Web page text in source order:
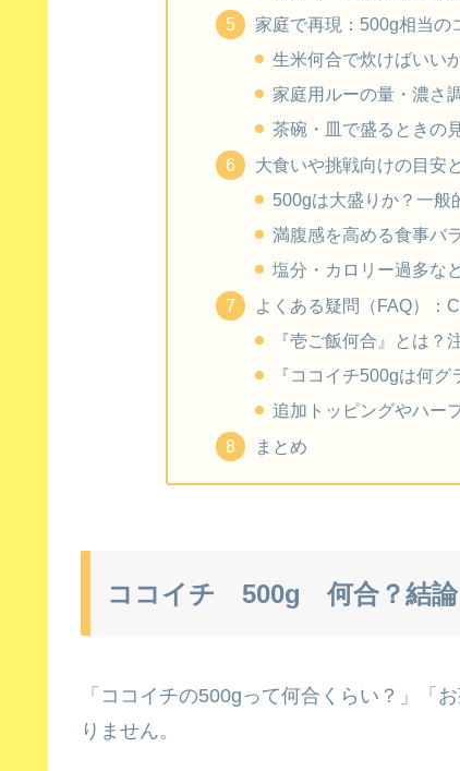
家庭で再現：500g相当の
生米何合で炊けばいい
家庭用ルーの量・濃さ
茶碗・皿で盛るときの
大食いや挑戦向けの目安
500gは大盛りか？一般
満腹感を高める食事バ
塩分・カロリー過多な
よくある疑問（FAQ）：
『壱ご飯何合』とは？
『ココイチ500gは何
追加トッピングやハー
まとめ
ココイチ 500g 何合？結論
「ココイチの500gって何合くらい？」「
りません。